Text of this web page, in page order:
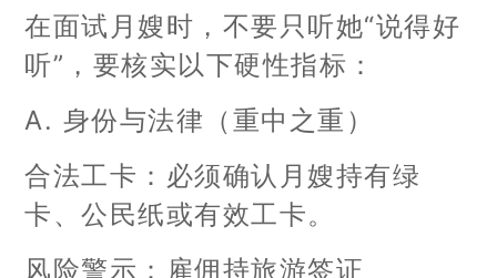
在面试月嫂时，不要只听她“说得好
听”，要核实以下硬性指标：
A. 身份与法律（重中之重）
合法工卡：必须确认月嫂持有绿
卡、公民纸或有效工卡。
风险警示：雇佣持旅游签证